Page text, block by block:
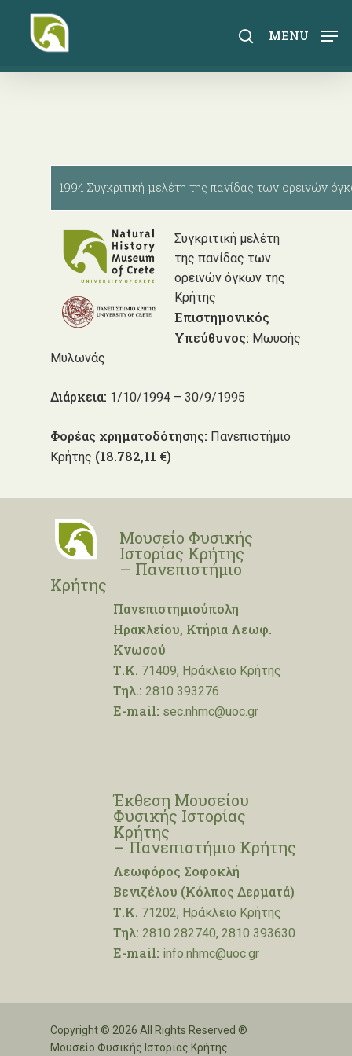
content
search
MENU
1994 Συγκριτική μελέτη της πανίδας των ορεινών
Συγκριτική μελέτη
της πανίδας των
ορεινών όγκων της
Κρήτης
Επιστημονικός
Υπεύθυνος: Μωυσής
Μυλωνάς
Διάρκεια: 1/10/1994 – 30/9/1995
Φορέας χρηματοδότησης: Πανεπιστήμιο
Κρήτης (18.782,11 €)
Μουσείο Φυσικής
Ιστορίας Κρήτης
– Πανεπιστήμιο
Κρήτης
Πανεπιστημιούπολη
Ηρακλείου, Κτήρια Λεωφ.
Κνωσού
Τ.Κ. 71409, Ηράκλειο Κρήτης
Τηλ.: 2810 393276
E-mail: sec.nhmc@uoc.gr
Έκθεση Μουσείου
Φυσικής Ιστορίας
Κρήτης
– Πανεπιστήμιο Κρήτης
Λεωφόρος Σοφοκλή
Βενιζέλου (Κόλπος Δερματά)
Τ.Κ. 71202, Ηράκλειο Κρήτης
Τηλ: 2810 282740, 2810 393630
E-mail: info.nhmc@uoc.gr
Copyright © 2026 All Rights Reserved ®
Μουσείο Φυσικής Ιστορίας Κρήτης